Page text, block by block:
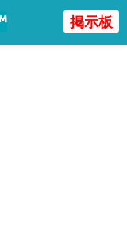
掲示板